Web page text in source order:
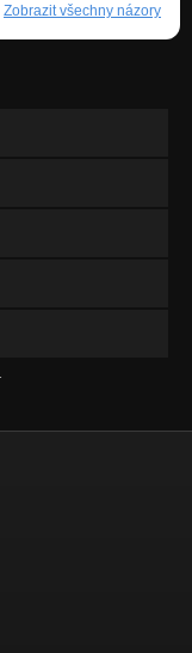
Zobrazit všechny názory